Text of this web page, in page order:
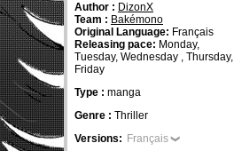
Author : DizonX
Team : Bakémono
Original Language: Français
Releasing pace: Monday,
Tuesday, Wednesday , Thursday,
Friday
Type : manga
Genre : Thriller
Versions: Français